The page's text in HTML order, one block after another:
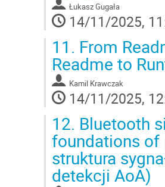
Łukasz Gugała
14/11/2025,
11. From
Readme to
Kamil Krawczak
14/11/2025,
12. Bluetooth
foundations of
struktura
detekcji AoA)